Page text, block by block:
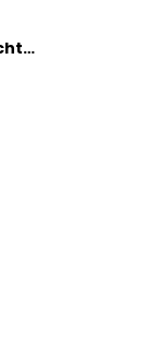
BXROIU 4 x 20er Micro LED Lichterkette Batterie betrieb 3 Programm mit Timer Auf Silberdraht für Party, Weihnachten, Halloween, Hochzeit Deko (Mehrfarbig, 2 metre 4 Stück)